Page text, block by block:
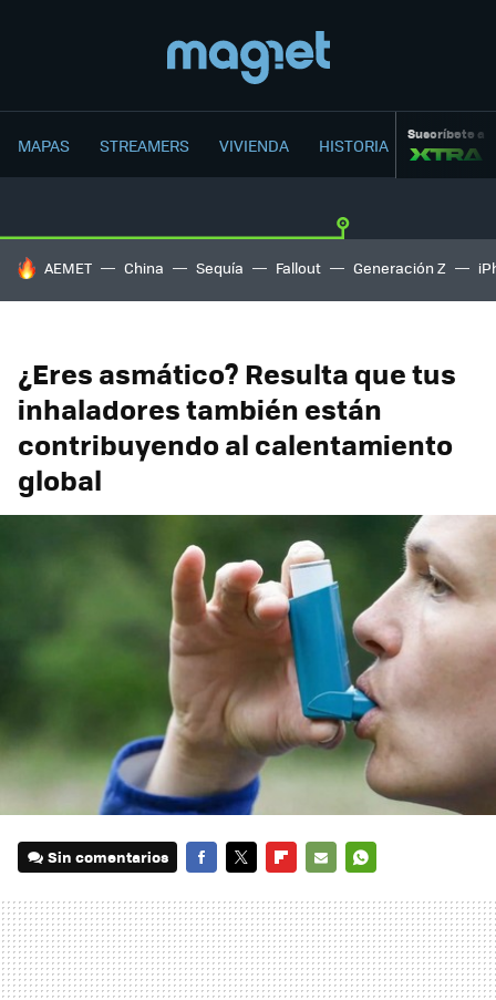
MAPAS STREAMERS VIVIENDA HISTORIA Suscríbete a
HOY SE HABLA DE
AEMET China Sequía Fallout Generación Z
¿Eres asmático? Resulta que tus
inhaladores también están
contribuyendo al calentamiento
global
Sin comentarios
MAIL